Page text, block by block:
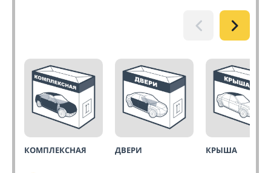
КОМПЛЕКСНАЯ ДВЕРИ КРЫША